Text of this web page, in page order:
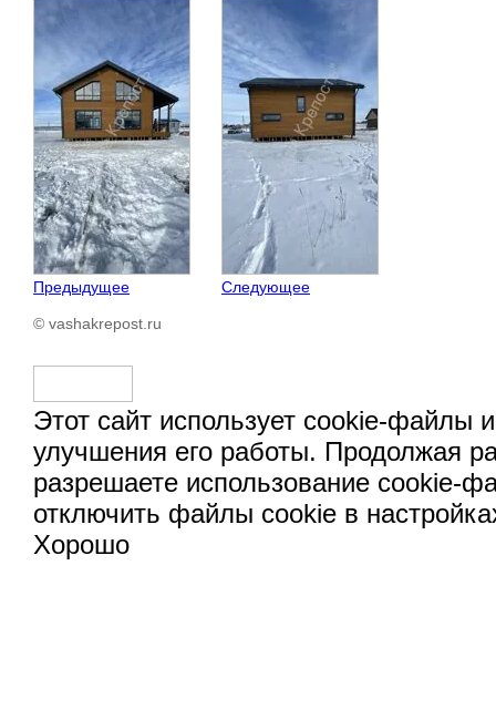
Предыдущее Следующее
© vashakrepost.ru
Этот сайт использует cookie-файлы
улучшения его работы. Продолжая
разрешаете использование cookie-
отключить файлы cookie в
Хорошо